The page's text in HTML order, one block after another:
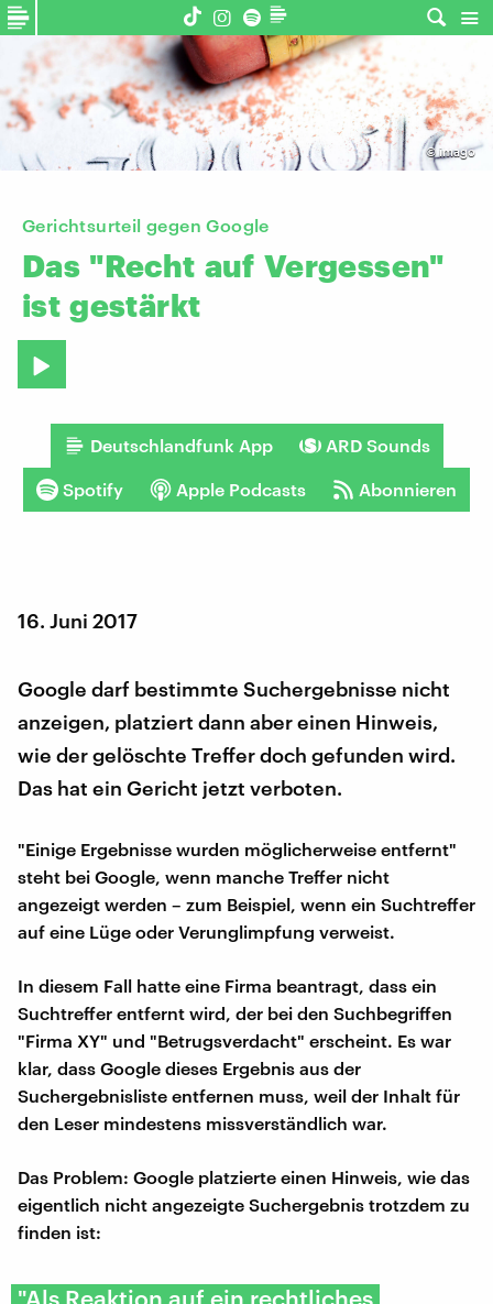
© imago
Gerichtsurteil gegen Google
Das "Recht auf Vergessen"
ist gestärkt
Deutschlandfunk App ARD Sounds
Spotify Apple Podcasts Abonnieren
16. Juni 2017
Google darf bestimmte Suchergebnisse nicht
anzeigen, platziert dann aber einen Hinweis,
wie der gelöschte Treffer doch gefunden wird.
Das hat ein Gericht jetzt verboten.
"Einige Ergebnisse wurden möglicherweise entfernt"
steht bei Google, wenn manche Treffer nicht
angezeigt werden – zum Beispiel, wenn ein Suchtreffer
auf eine Lüge oder Verunglimpfung verweist.
In diesem Fall hatte eine Firma beantragt, dass ein
Suchtreffer entfernt wird, der bei den Suchbegriffen
"Firma XY" und "Betrugsverdacht" erscheint. Es war
klar, dass Google dieses Ergebnis aus der
Suchergebnisliste entfernen muss, weil der Inhalt für
den Leser mindestens missverständlich war.
Das Problem: Google platzierte einen Hinweis, wie das
eigentlich nicht angezeigte Suchergebnis trotzdem zu
finden ist:
"Als Reaktion auf ein rechtliches